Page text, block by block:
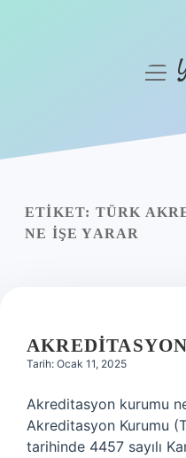
Yasal Uyarı
ETIKET: TÜRK
NE IŞE YARAR
Tarih: Ocak 11, 2025
Akreditasyon kurumu
Akreditasyon Kurumu
tarihinde 4457 sayılı